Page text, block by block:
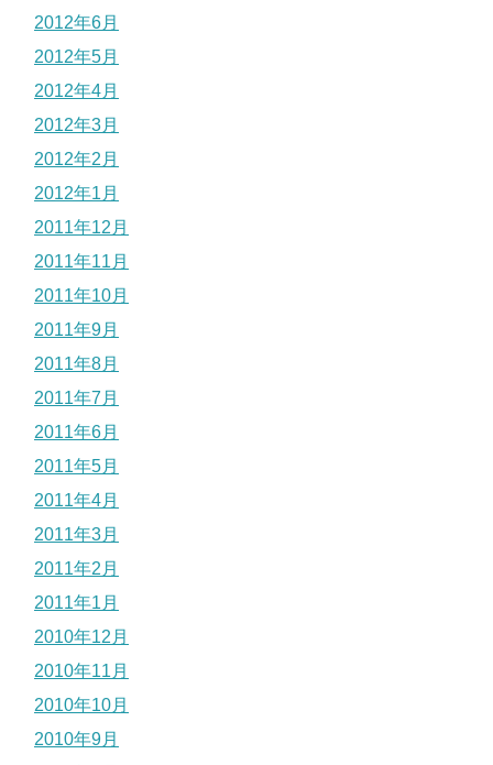
2012年6月
2012年5月
2012年4月
2012年3月
2012年2月
2012年1月
2011年12月
2011年11月
2011年10月
2011年9月
2011年8月
2011年7月
2011年6月
2011年5月
2011年4月
2011年3月
2011年2月
2011年1月
2010年12月
2010年11月
2010年10月
2010年9月